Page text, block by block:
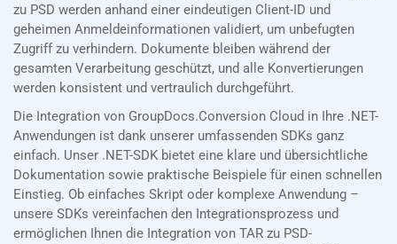
zu PSD werden anhand einer eindeutigen Client-ID und
geheimen Anmeldeinformationen validiert, um unbefugten
Zugriff zu verhindern. Dokumente bleiben während der
gesamten Verarbeitung geschützt, und alle Konvertierungen
werden konsistent und vertraulich durchgeführt.
Die Integration von GroupDocs.Conversion Cloud in Ihre .NET-
Anwendungen ist dank unserer umfassenden SDKs ganz
einfach. Unser .NET-SDK bietet eine klare und übersichtliche
Dokumentation sowie praktische Beispiele für einen schnellen
Einstieg. Ob einfaches Skript oder komplexe Anwendung –
unsere SDKs vereinfachen den Integrationsprozess und
ermöglichen Ihnen die Integration von TAR zu PSD-